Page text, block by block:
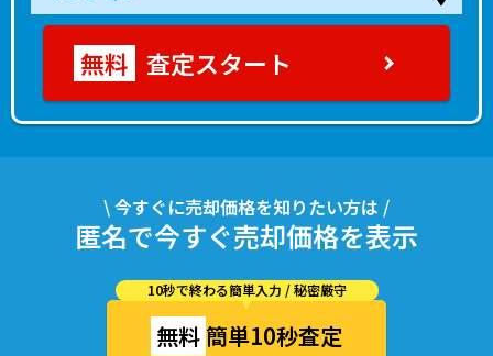
査定スタート
\ 今すぐに売却価格を知りたい方は /
匿名で今すぐ売却価格を表示
10秒で終わる簡単入力 / 秘密厳守
無料簡単10秒査定